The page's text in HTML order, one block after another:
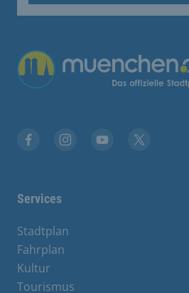
Übergreifende Links
Services
Stadtplan
Fahrplan
Kultur
Tourismus